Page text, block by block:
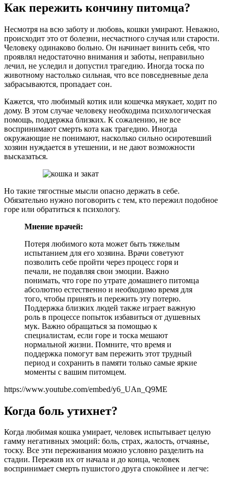
Как пережить кончину питомца?
Несмотря на всю заботу и любовь, кошки умирают. Неважно,
происходит это от болезни, несчастного случая или старости.
Человеку одинаково больно. Он начинает винить себя, что
проявлял недостаточно внимания и заботы, неправильно
лечил, не уследил и допустил трагедию. Иногда тоска по
животному настолько сильная, что все повседневные дела
забрасываются, пропадает сон.
Кажется, что любимый котик или кошечка мяукает, ходит по
дому. В этом случае человеку необходима психологическая
помощь, поддержка близких. К сожалению, не все
воспринимают смерть кота как трагедию. Иногда
окружающие не понимают, насколько сильно осиротевший
хозяин нуждается в утешении, и не дают возможности
высказаться.
Но такие тягостные мысли опасно держать в себе.
Обязательно нужно поговорить с тем, кто пережил подобное
горе или обратиться к психологу.
Мнение врачей:
Потеря любимого кота может быть тяжелым
испытанием для его хозяина. Врачи советуют
позволить себе пройти через процесс горя и
печали, не подавляя свои эмоции. Важно
понимать, что горе по утрате домашнего питомца
абсолютно естественно и необходимо время для
того, чтобы принять и пережить эту потерю.
Поддержка близких людей также играет важную
роль в процессе попыток избавиться от душевных
мук. Важно обращаться за помощью к
специалистам, если горе и тоска мешают
нормальной жизни. Помните, что время и
поддержка помогут вам пережить этот трудный
период и сохранить в памяти только самые яркие
моменты с вашим питомцем.
https://www.youtube.com/embed/y6_UAn_Q9ME
Когда боль утихнет?
Когда любимая кошка умирает, человек испытывает целую
гамму негативных эмоций: боль, страх, жалость, отчаянье,
тоску. Все эти переживания можно условно разделить на
стадии. Пережив их от начала и до конца, человек
воспринимает смерть пушистого друга спокойнее и легче: